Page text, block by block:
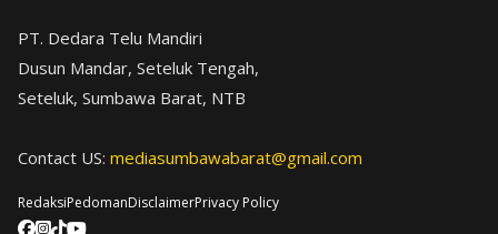
PT. Dedara Telu Mandiri
Dusun Mandar, Seteluk Tengah,
Seteluk, Sumbawa Barat, NTB
Contact US: mediasumbawabarat@gmail.com
RedaksiPedomanDisclaimerPrivacy Policy